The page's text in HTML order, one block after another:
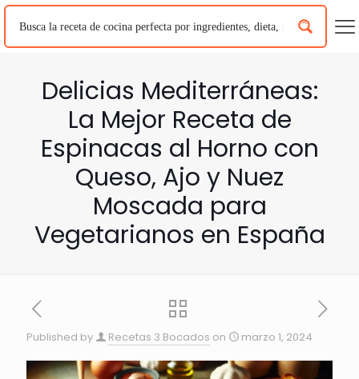
Delicias Mediterráneas:
La Mejor Receta de
Espinacas al Horno con
Queso, Ajo y Nuez
Moscada para
Vegetarianos en España
Published by Recetas 3 Bocados on marzo 1, 2024